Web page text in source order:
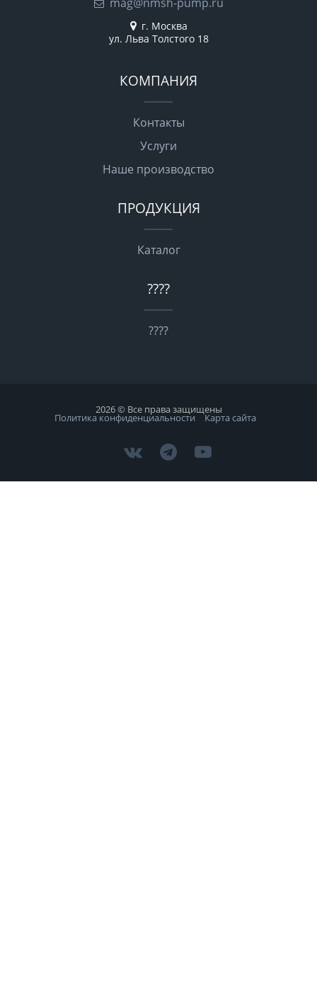
г. Москва
ул. Льва Толстого 18
КОМПАНИЯ
Контакты
Услуги
Наше производство
ПРОДУКЦИЯ
Каталог
????
????
2026 © Все права защищены
Политика конфиденциальности Карта сайта